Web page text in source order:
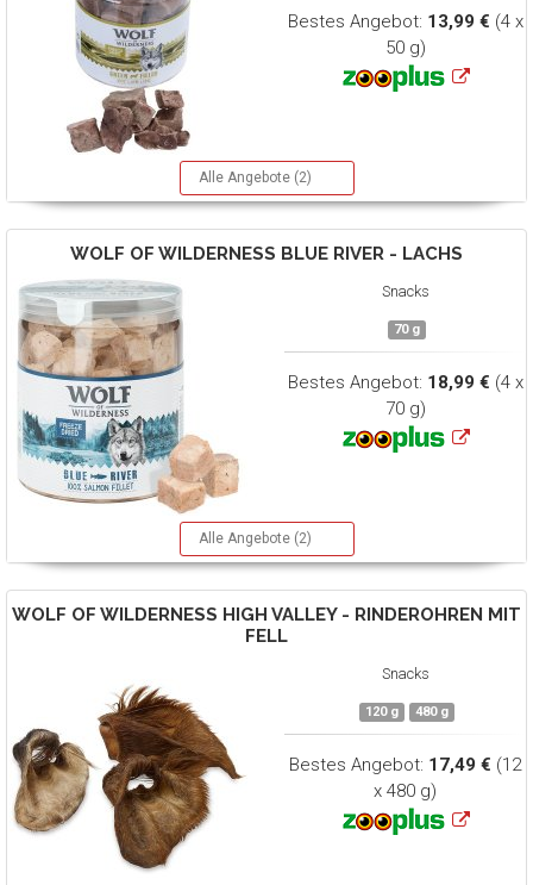
Bestes Angebot: 13,99 € (4 x
50 g)
Alle Angebote (2)
WOLF OF WILDERNESS BLUE RIVER - LACHS
Snacks
70 g
Bestes Angebot: 18,99 € (4 x
70 g)
Alle Angebote (2)
WOLF OF WILDERNESS HIGH VALLEY - RINDEROHREN MIT
FELL
Snacks
120 g 480 g
Bestes Angebot: 17,49 € (12
x 480 g)